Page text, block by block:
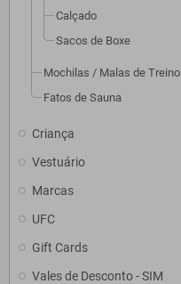
Calçado
Sacos de Boxe
Mochilas / Malas de Treino
Fatos de Sauna
Criança
Vestuário
Marcas
UFC
Gift Cards
Vales de Desconto - SIM